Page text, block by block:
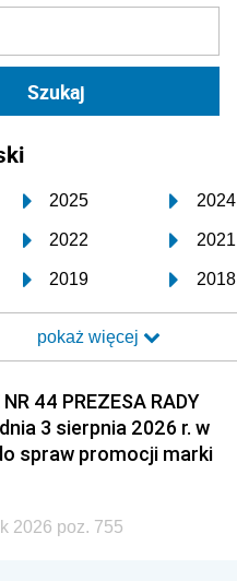
2025 2024
2022 2021
2019 2018
2016 2015
2013 2012
2010 2009
2007 2006
pokaż więcej
44 PREZESA RADY
3 sierpnia 2026 r. w
spraw promocji marki
2026 poz. 755